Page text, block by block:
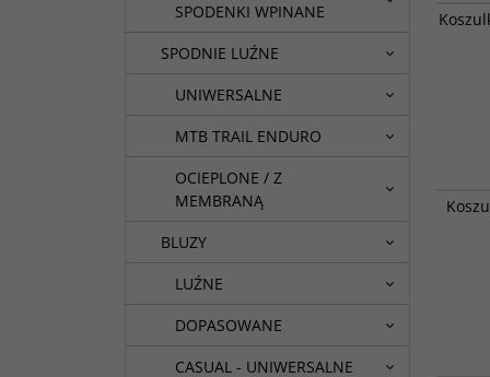
nie w
nie w
SPODENKI WPINANE
SPODNIE LUŹNE
UNIWERSALNE
MTB TRAIL ENDURO
OCIEPLONE / Z
MEMBRANĄ
BLUZY
LUŹNE
DOPASOWANE
CASUAL - UNIWERSALNE